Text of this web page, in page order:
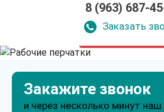
8 (963) 687-
Заказать
Рабочие
в Саратове
Закажите звонок
и через несколько минут